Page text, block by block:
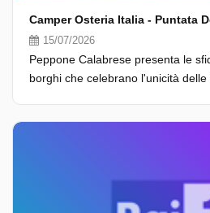
Camper Osteria Italia - Puntata
15/07/2026
Peppone Calabrese presenta le
borghi che celebrano l'unicità delle